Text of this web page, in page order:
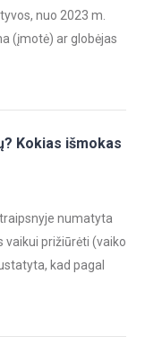
nuo 2023 m.
(įmotė) ar globėjas
Kokias išmokas
numatyta
prižiūrėti (vaiko
kad pagal